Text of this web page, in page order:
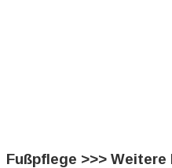
Fußpflege >>> Weitere